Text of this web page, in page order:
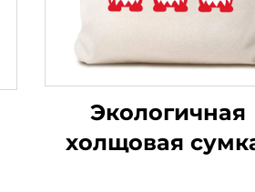
Экологичная
холщовая